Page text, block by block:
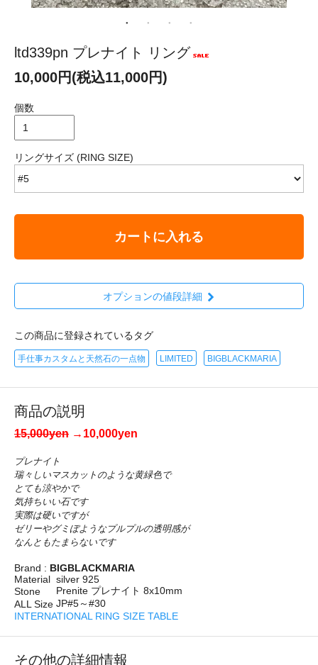
ltd339pn プレナイト リング
10,000円(税込11,000円)
個数
リングサイズ (RING SIZE)
カートに入れる
オプションの値段詳細
この商品に登録されているタグ
手仕事カスタムと天然石の一点物 LIMITED BIGBLACKMARIA
商品の説明
15,000yen →10,000yen
プレナイト
瑞々しいマスカットのような黄緑色で
とても涼やかで
気持ちいい石です
実際は硬いですが
ゼリーやグミぼようなプルプルの透明感が
なんともたまらないです
Brand : BIGBLACKMARIA
Material silver 925
Stone
Prenite プレナイト 8x10mm
ALL Size JP#5～#30
INTERNATIONAL RING SIZE TABLE
その他の詳細情報